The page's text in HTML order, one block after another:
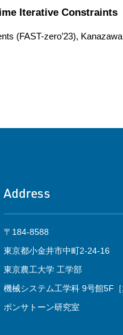
Iterative Constraints
(FAST-zero’23),
Address
〒184-8588
東京都小金井市中町2-24-16
東京農工大学 工学部
機械システム工学科 9号館5F［
ポンサトーン研究室